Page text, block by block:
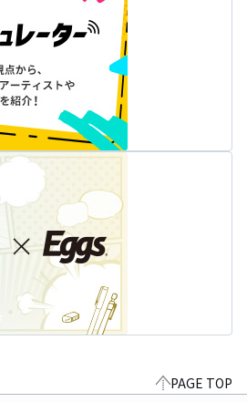
PAGE TOP